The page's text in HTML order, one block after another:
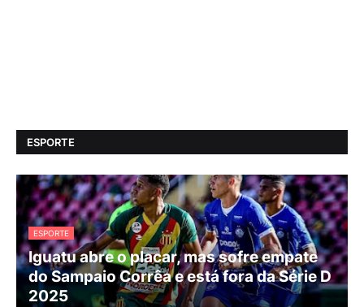
ESPORTE
ESPORTE
Iguatu abre o placar, mas sofre empate
do Sampaio Corrêa e está fora da Série D
2025